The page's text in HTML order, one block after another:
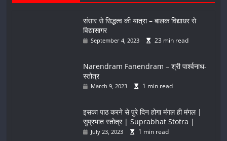
संसार से सिद्धत्व की यात्रा – बालक विद्याधर से
विद्यासागर
September 4, 2023 23 min read
Narendram Fanendram – श्री पार्श्वनाथ-
स्तोत्र
March 9, 2023 1 min read
इसका पाठ करने से पुरे दिन होगा मंगल ही मंगल |
सुप्रभात स्तोत्र | Suprabhat Stotra |
July 23, 2023 1 min read